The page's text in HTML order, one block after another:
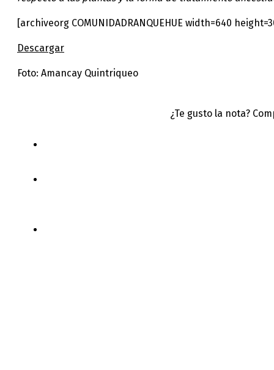
[archiveorg COMUNIDADRANQUEHUE width=640
Descargar
Foto: Amancay Quintriqueo
¿Te gusto la nota?